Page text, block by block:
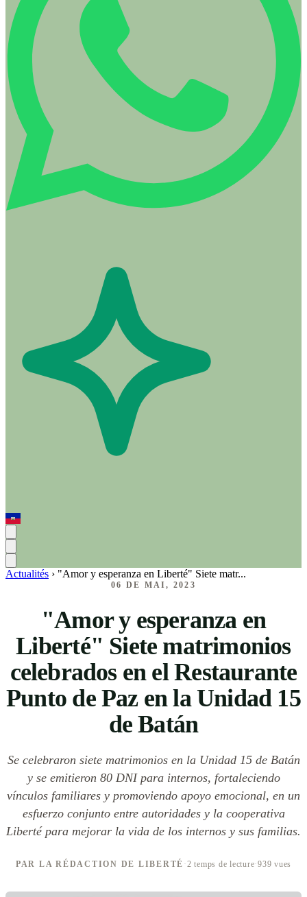
Actualités › "Amor y esperanza en Liberté" Siete matr...
06 DE MAI, 2023
"Amor y esperanza en
Liberté" Siete matrimonios
celebrados en el Restaurante
Punto de Paz en la Unidad 15
de Batán
Se celebraron siete matrimonios en la Unidad 15 de Batán
y se emitieron 80 DNI para internos, fortaleciendo
vínculos familiares y promoviendo apoyo emocional, en un
esfuerzo conjunto entre autoridades y la cooperativa
Liberté para mejorar la vida de los internos y sus familias.
PAR LA RÉDACTION DE LIBERTÉ ·2 temps de lecture·939 vues